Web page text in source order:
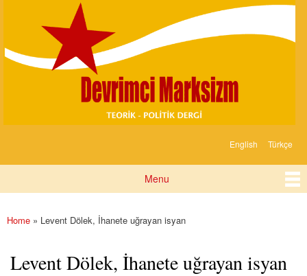
content
Marksizm
English Türkçe
Menu
You are here
Home » Levent Dölek, İhanete uğrayan isyan
Levent Dölek, İhanete uğrayan isyan